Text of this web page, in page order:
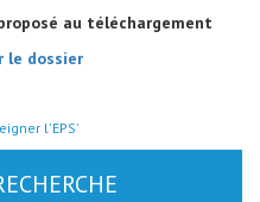
au téléchargement
le dossier
l'EPS'